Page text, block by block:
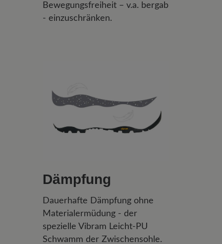
Bewegungsfreiheit – v.a. bergab
- einzuschränken.
Dämpfung
Dauerhafte Dämpfung ohne
Materialermüdung - der
spezielle Vibram Leicht-PU
Schwamm der Zwischensohle.